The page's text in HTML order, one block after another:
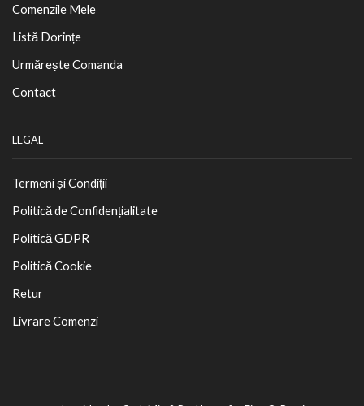
Comenzile Mele
Listă Dorințe
Urmărește Comanda
Contact
LEGAL
Termeni și Condiții
Politică de Confidențialitate
Politică GDPR
Politică Cookie
Retur
Livrare Comenzi